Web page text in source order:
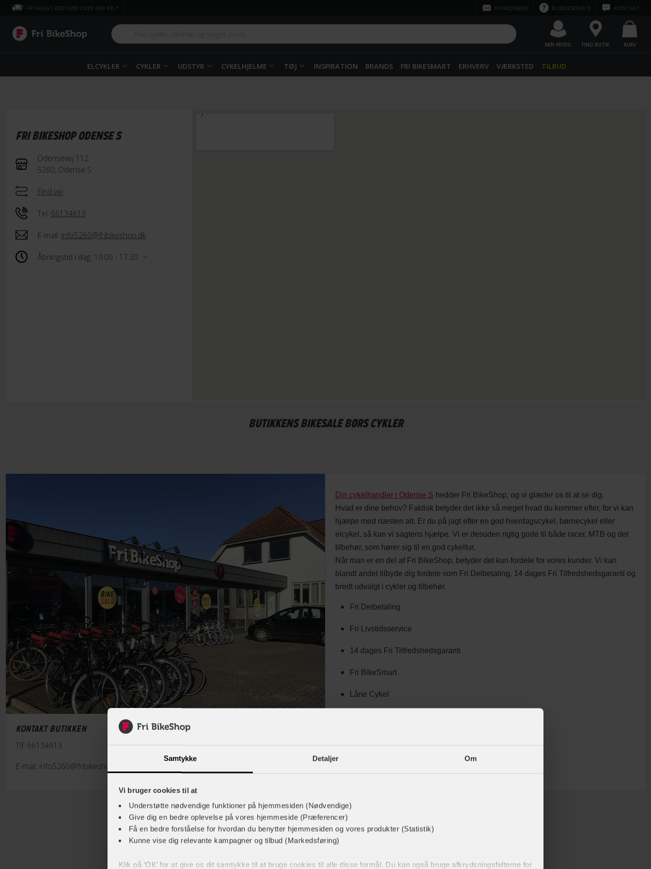
Samtykke Detaljer Om
Vi bruger cookies til at
Understøtte nødvendige funktioner på hjemmesiden (Nødvendige)
Give dig en bedre oplevelse på vores hjemmeside (Præferencer)
Få en bedre forståelse for hvordan du benytter hjemmesiden og vores produkter (Statistik)
Kunne vise dig relevante kampagner og tilbud (Markedsføring)
Klik på ‘OK’ for at give os dit samtykke til at bruge cookies til alle disse formål. Du kan også bruge afkrydsningsfelterne for
FRI FRAGT VED KØB OVER 499 KR.* NYHEDSBREV KUNDESERVICE KONTAKT
MIN PROFIL FIND BUTIK KURV
ELCYKLER CYKLER UDSTYR CYKELHJELME TØJ INSPIRATION BRANDS FRI BIKESMART ERHVERV VÆRKSTED TILBUD
FRI BIKESHOP ODENSE S
Odensevej 112
5260, Odense S
Find vej
Tel: 66134613
E-mail: info5260@fribikeshop.dk
Åbningstid i dag: 10:00 - 17:30
BUTIKKENS BIKESALE BØRS CYKLER
KONTAKT BUTIKKEN
Tlf: 66134613
E-mail: info5260@fribikeshop.dk
Din cykelhandler i Odense S hedder Fri BikeShop, og vi glæder os til at se dig.
Hvad er dine behov? Faktisk betyder det ikke så meget hvad du kommer efter, for vi kan
hjælpe med næsten alt. Er du på jagt efter en god hverdagscykel, børnecykel eller
elcykel, så kan vi sagtens hjælpe. Vi er desuden rigtig gode til både racer, MTB og det
tilbehør, som hører sig til en god cykeltur.
Når man er en del af Fri BikeShop, betyder det kun fordele for vores kunder. Vi kan
blandt andet tilbyde dig fordele som Fri Delbetaling, 14 dages Fri Tilfredshedsgaranti og
bredt udvalgt i cykler og tilbehør.
Fri Delbetaling
Fri Livstidsservice
14 dages Fri Tilfredshedsgaranti
Fri BikeSmart
Låne Cykel
BUTIKKENS BIKEBACK CYKLER